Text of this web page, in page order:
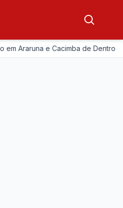
e Cacimba de Dentro —